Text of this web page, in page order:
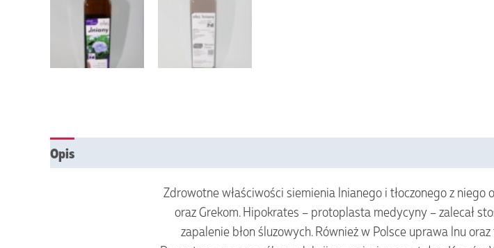
Opis
Zdrowotne właściwości siemienia lnianego i tłoczonego z
oraz Grekom. Hipokrates – protoplasta medycyny – zalecał
zapalenie błon śluzowych. Również w Polsce uprawa lnu